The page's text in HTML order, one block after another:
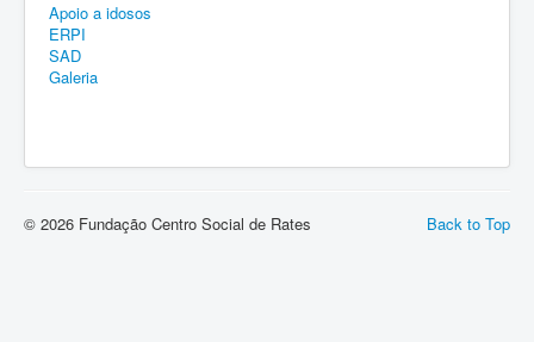
Apoio a idosos
ERPI
SAD
Galeria
Back to Top
© 2026 Fundação Centro Social de Rates